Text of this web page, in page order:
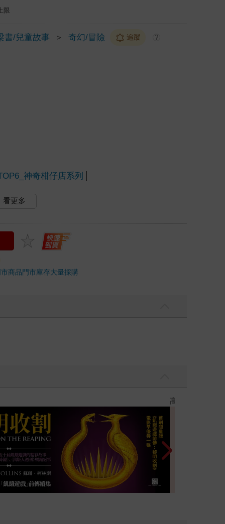
限
書/兒童故事 ＞ 奇幻/冒險 追蹤 ?
神奇柑仔店系列
看更多
商品門市庫存大量採購
遠流童書展75折